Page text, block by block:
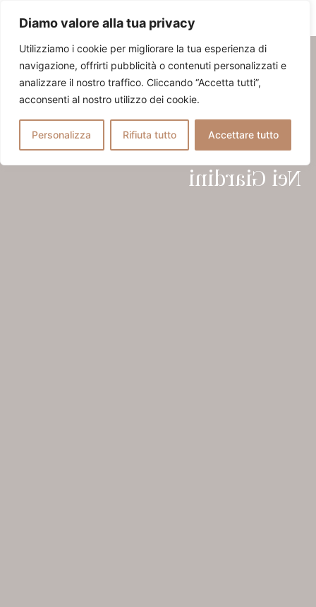
Diamo valore alla tua privacy
Utilizziamo i cookie per migliorare la tua esperienza di
navigazione, offrirti pubblicità o contenuti personalizzati e
analizzare il nostro traffico. Cliccando “Accetta tutti”,
acconsenti al nostro utilizzo dei cookie.
Personalizza Rifiuta tutto Accettare tutto
Esperienze
Nei Giardini